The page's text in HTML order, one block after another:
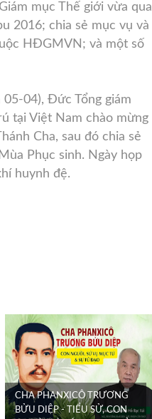
mục Thế giới vừa qua
2016; chia sẻ mục vụ và
HĐGMVN; và một số
04), Đức Tổng giám
tại Việt Nam chào mừng
Cha, sau đó chia sẻ
Phục sinh. Ngày họp
huynh đệ.
CHA PHANXICÔ TRƯƠNG
BỬU DIỆP - TIỂU SỬ, CON